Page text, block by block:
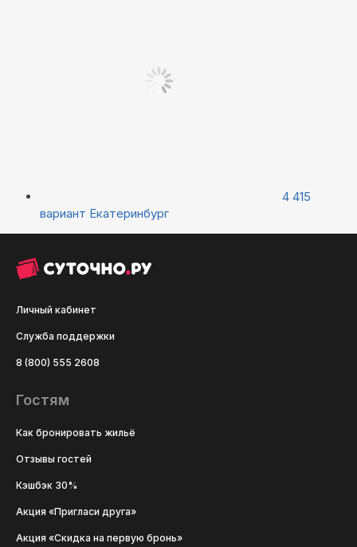
4 415
вариант Екатеринбург
Личный кабинет
Служба поддержки
8 (800) 555 2608
Гостям
Как бронировать жильё
Отзывы гостей
Кэшбэк 30%
Акция «Пригласи друга»
Акция «Скидка на первую бронь»